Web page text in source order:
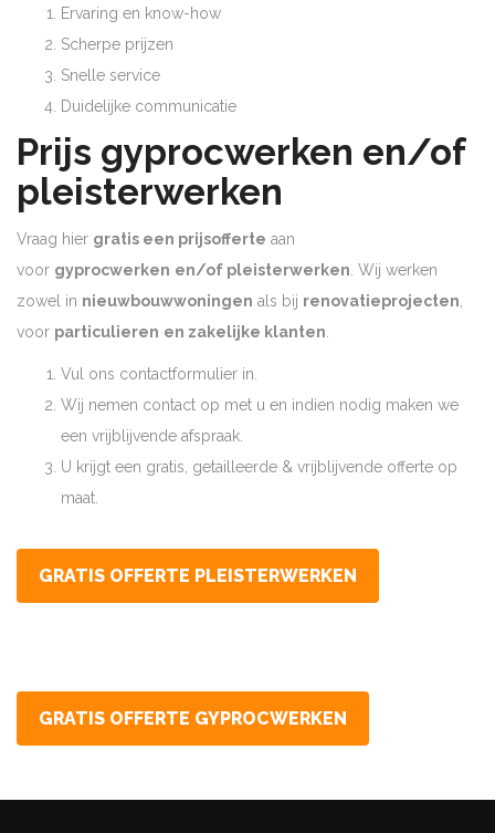
Ervaring en know-how
Scherpe prijzen
Snelle service
Duidelijke communicatie
Prijs gyprocwerken en/of
pleisterwerken
Vraag hier gratis een prijsofferte aan
voor gyprocwerken en/of pleisterwerken. Wij werken
zowel in nieuwbouwwoningen als bij renovatieprojecten,
voor particulieren en zakelijke klanten.
Vul ons contactformulier in.
Wij nemen contact op met u en indien nodig maken we
een vrijblijvende afspraak.
U krijgt een gratis, getailleerde & vrijblijvende offerte op
maat.
GRATIS OFFERTE PLEISTERWERKEN
GRATIS OFFERTE GYPROCWERKEN